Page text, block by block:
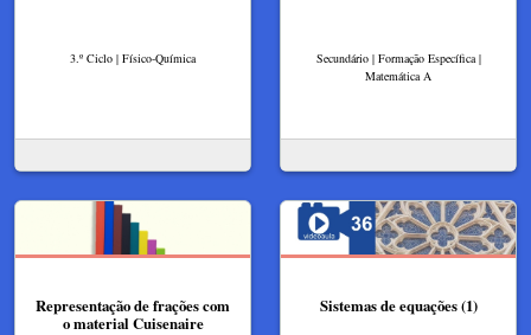
3.º Ciclo | Físico-Química
Secundário | Formação Específica |
Matemática A
Representação de frações com
o material Cuisenaire
Sistemas de equações (1)